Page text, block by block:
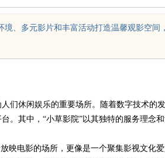
境、多元影片和丰富活动打造温馨观影空
们休闲娱乐的重要场所。随着数字技术的
。其中，“小草影院”以其独特的服务理念
映电影的场所，更像是一个聚集影视文化
量身定制
点睛之
项